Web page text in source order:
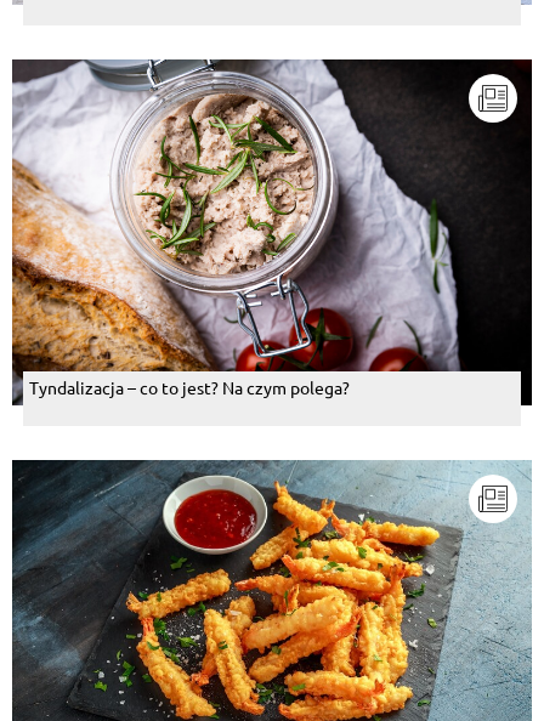
Tyndalizacja – co to jest? Na czym polega?